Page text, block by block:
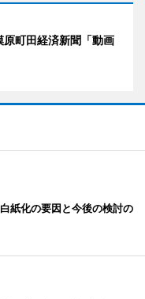
町田経済新聞「動画
紙化の要因と今後の検討の